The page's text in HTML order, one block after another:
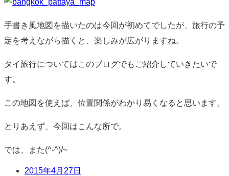
手書き風地図を描いたのは今回が初めてでしたが、旅行の予
定を考えながら描くと、楽しみが広がりますね。
タイ旅行についてはこのブログでもご紹介していきたいで
す。
この地図を使えば、位置関係がわかり易くなると思います。
とりあえず、今回はこんな所で。
では、また(^-^)/~
日
2015年4月27日